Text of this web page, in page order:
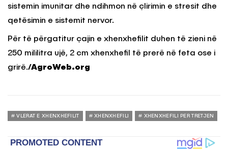
sistemin imunitar dhe ndihmon në çlirimin e stresit dhe
qetësimin e sistemit nervor.
Për të përgatitur çajin e xhenxhefilit duhen të zieni në
250 mililitra ujë, 2 cm xhenxhefil të prerë në feta ose i
grirë./AgroWeb.org
VLERAT E XHENXHEFILIT XHENXHEFILI XHENXHEFILI PER TRETJEN